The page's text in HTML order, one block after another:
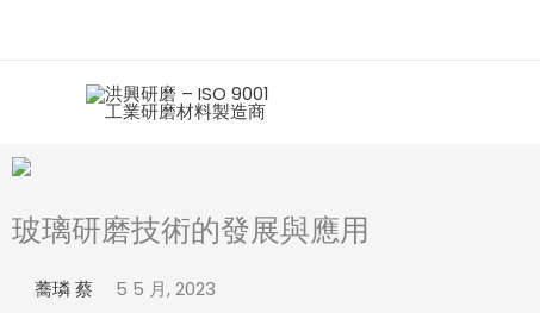
容
玻璃研磨技術的發展與應用
蕎璘 蔡 5 5 月, 2023